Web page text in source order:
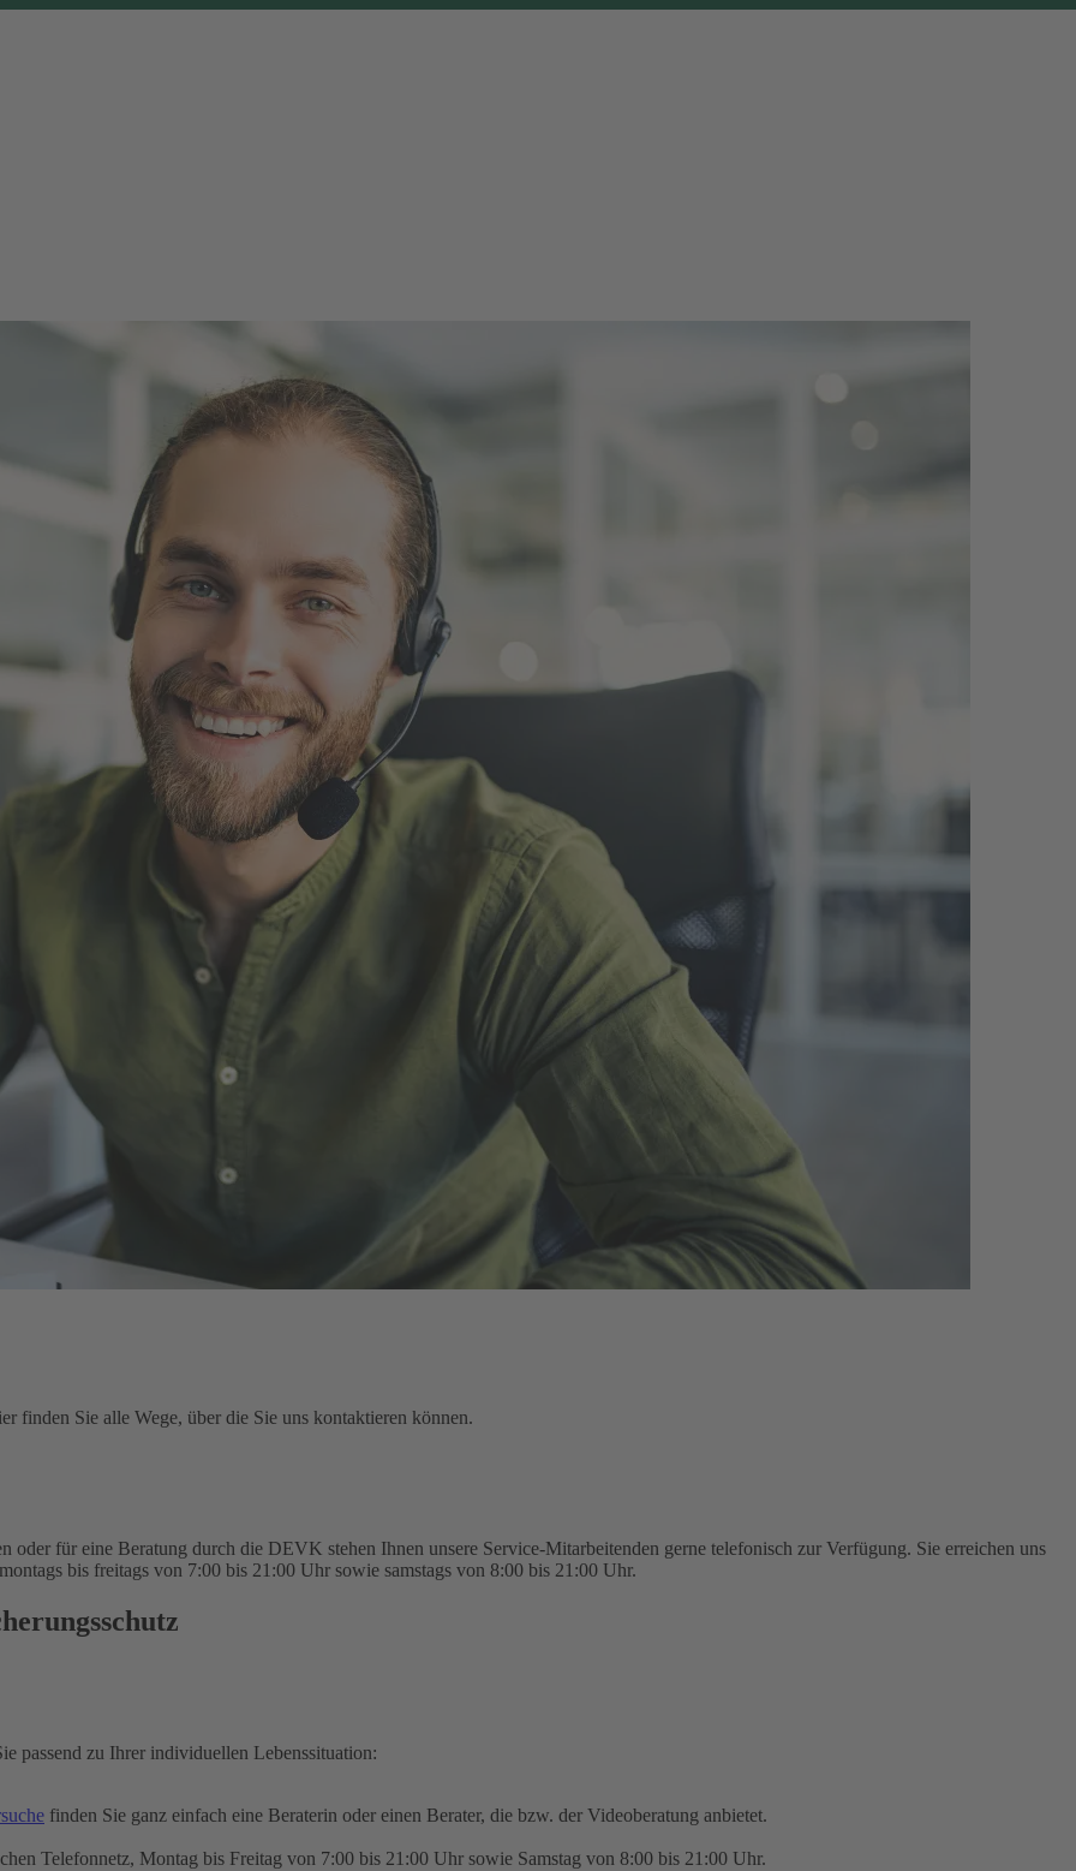
finden Sie alle Wege, über die Sie uns kontaktieren können.
oder für eine Beratung durch die DEVK stehen Ihnen unsere Service-Mitarbeitenden gerne telefonisch zur Verfügung. Sie erreichen uns
bis freitags von 7:00 bis 21:00 Uhr sowie samstags von 8:00 bis 21:00 Uhr.
passend zu Ihrer individuellen Lebenssituation:
finden Sie ganz einfach eine Beraterin oder einen Berater, die bzw. der Videoberatung anbietet.
Telefonnetz, Montag bis Freitag von 7:00 bis 21:00 Uhr sowie Samstag von 8:00 bis 21:00 Uhr.